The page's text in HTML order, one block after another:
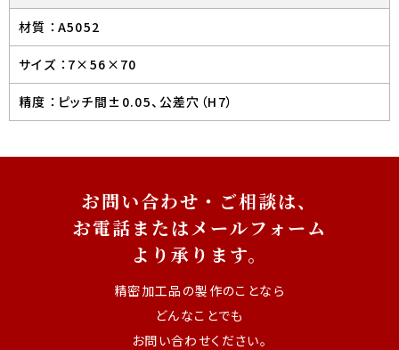
材質 ： A5052
サイズ ： 7×56×70
精度 ： ピッチ間±0.05、公差穴（H7）
お問い合わせ・ご相談は、
お電話またはメールフォーム
より承ります。
精密加工品の製作のことなら
どんなことでも
お問い合わせください。